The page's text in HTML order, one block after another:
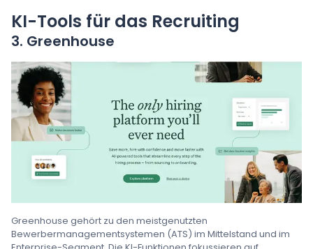
KI-Tools für das Recruiting
3. Greenhouse
Greenhouse gehört zu den meistgenutzten
Bewerbermanagementsystemen (ATS) im Mittelstand und im